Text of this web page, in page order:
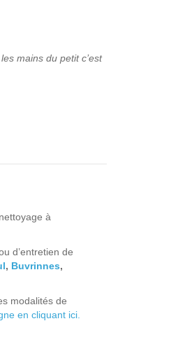
mains du petit c’est
à
d’entretien de
, Buvrinnes,
modalités de
en cliquant ici.